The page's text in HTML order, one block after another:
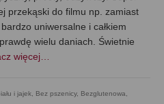
przekąski do filmu np. zamiast
uniwersalne i całkiem
wielu daniach. Świetnie
więcej…
i jajek Bez pszenicy, Bezglutenowa